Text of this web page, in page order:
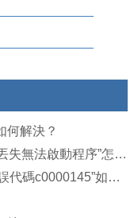
何解決？
Win7系統打開程序顯示“msvcrtd.dll丟失無法啟動程序”怎麼解決
Win7打開ie浏覽器出現藍屏提示“錯誤代碼c0000145”如何解決？